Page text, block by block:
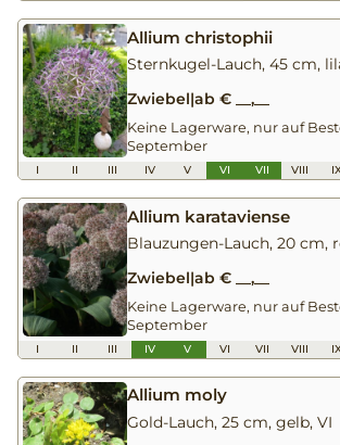
Allium christophii
Sternkugel-Lauch, 45 cm,
Zwiebel|ab € __,__
Keine Lagerware, nur auf
September
I II III IV V VI VII VIII
Allium karataviense
Blauzungen-Lauch, 20 cm,
Zwiebel|ab € __,__
Keine Lagerware, nur auf
September
I II III IV V VI VII VIII
Allium moly
Gold-Lauch, 25 cm, gelb, VI